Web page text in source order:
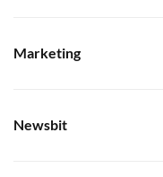
Marketing
Newsbit